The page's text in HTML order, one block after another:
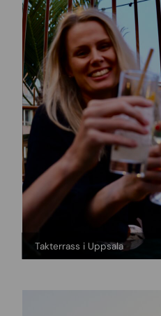
Takterrass i Uppsala